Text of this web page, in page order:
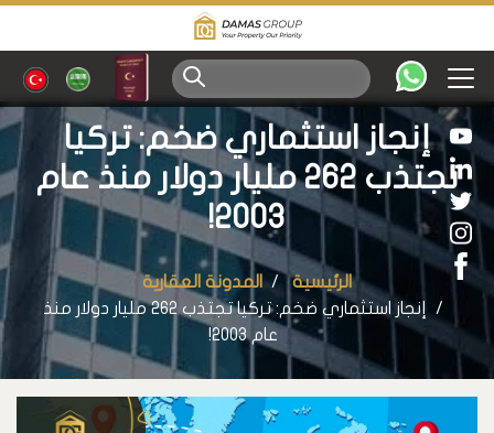
إنجاز استثماري ضخم: تركيا
تجتذب 262 مليار دولار منذ عام
2003!
الرئيسية
المدونة العقارية
إنجاز استثماري ضخم: تركيا تجتذب 262 مليار دولار منذ
عام 2003!